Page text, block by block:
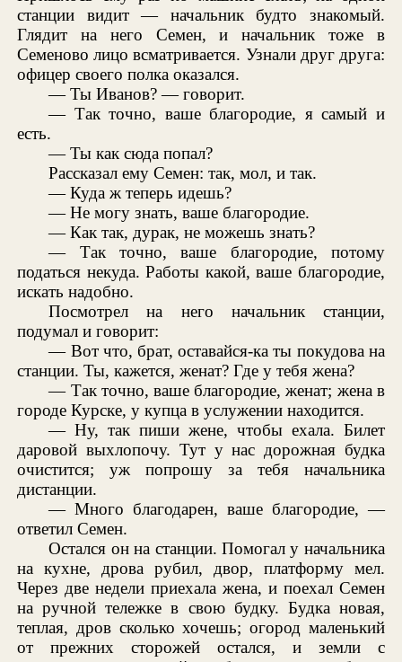
станции видит — начальник будто знакомый.
Глядит на него Семен, и начальник тоже в
Семеново лицо всматривается. Узнали друг друга:
офицер своего полка оказался.
— Ты Иванов? — говорит.
— Так точно, ваше благородие, я самый и
есть.
— Ты как сюда попал?
Рассказал ему Семен: так, мол, и так.
— Куда ж теперь идешь?
— Не могу знать, ваше благородие.
— Как так, дурак, не можешь знать?
— Так точно, ваше благородие, потому
податься некуда. Работы какой, ваше благородие,
искать надобно.
Посмотрел на него начальник станции,
подумал и говорит:
— Вот что, брат, оставайся-ка ты покудова на
станции. Ты, кажется, женат? Где у тебя жена?
— Так точно, ваше благородие, женат; жена в
городе Курске, у купца в услужении находится.
— Ну, так пиши жене, чтобы ехала. Билет
даровой выхлопочу. Тут у нас дорожная будка
очистится; уж попрошу за тебя начальника
дистанции.
— Много благодарен, ваше благородие, —
ответил Семен.
Остался он на станции. Помогал у начальника
на кухне, дрова рубил, двор, платформу мел.
Через две недели приехала жена, и поехал Семен
на ручной тележке в свою будку. Будка новая,
теплая, дров сколько хочешь; огород маленький
от прежних сторожей остался, и земли с